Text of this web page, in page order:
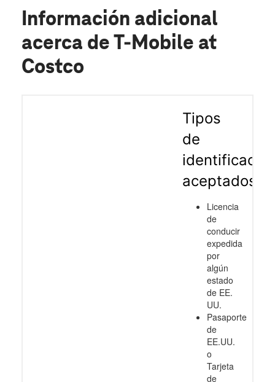
Información adicional
acerca de T-Mobile at
Costco
Tipos
de
aceptados
Licencia
de
conducir
expedida
por
algún
estado
de EE.
UU.
Pasaporte
de
EE.UU.
o
Tarjeta
de